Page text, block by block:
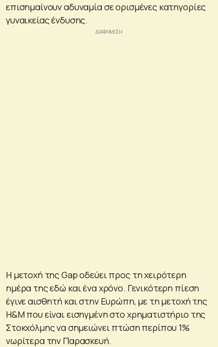
επισημαίνουν αδυναμία σε ορισμένες κατηγορίες
γυναικείας ένδυσης.
Η μετοχή της Gap οδεύει προς τη χειρότερη
ημέρα της εδώ και ένα χρόνο. Γενικότερη πίεση
έγινε αισθητή και στην Ευρώπη, με τη μετοχή της
H&M που είναι εισηγμένη στο χρηματιστήριο της
Στοκχόλμης ⁠να σημειώνει πτώση περίπου 1%
νωρίτερα την Παρασκευή.